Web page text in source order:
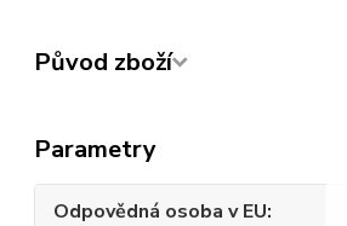
Původ zboží
Parametry
Odpovědná osoba v EU